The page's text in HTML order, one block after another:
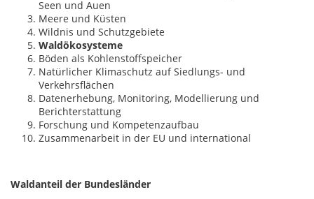
Seen und Auen
Meere und Küsten
Wildnis und Schutzgebiete
Waldökosysteme
Böden als Kohlenstoffspeicher
Natürlicher Klimaschutz auf Siedlungs- und
Verkehrsflächen
Datenerhebung, Monitoring, Modellierung und
Berichterstattung
Forschung und Kompetenzaufbau
Zusammenarbeit in der EU und international
Waldanteil der Bundesländer